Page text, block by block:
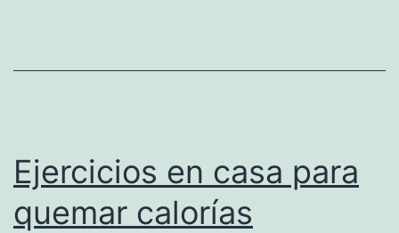
Ejercicios en casa para
quemar calorías